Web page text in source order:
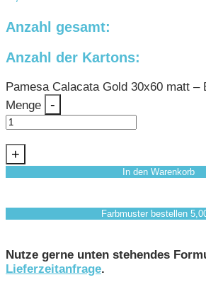
Anzahl gesamt:
Anzahl der Kartons:
Pamesa Calacata Gold 30x60 matt –
Menge
-
+
In den Warenkorb
Farbmuster bestellen
Nutze gerne unten stehendes
Lieferzeitanfrage.